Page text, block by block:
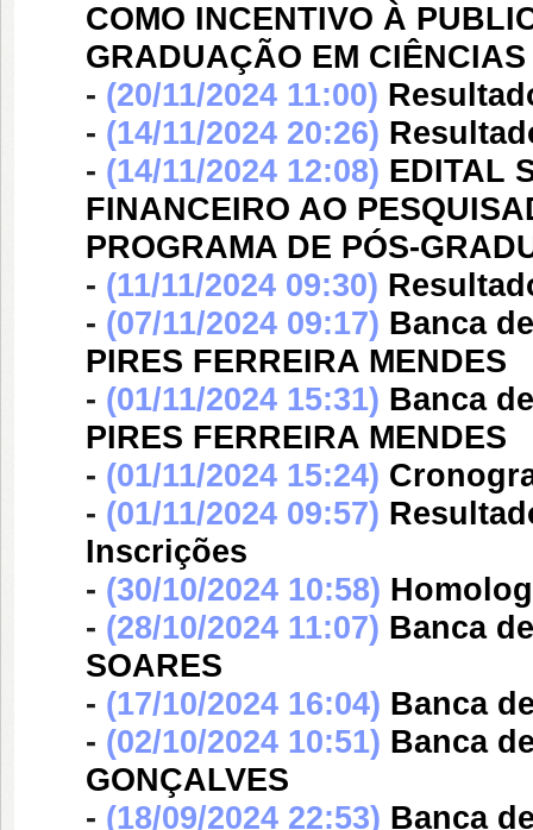
COMO INCENTIVO À
GRADUAÇÃO EM
- (20/11/2024 11:00)
- (14/11/2024 20:26)
- (14/11/2024 12:08) EDITAL
FINANCEIRO AO
PROGRAMA DE PÓS-
- (11/11/2024 09:30)
- (07/11/2024 09:17) Banca
PIRES FERREIRA MENDES
- (01/11/2024 15:31) Banca
PIRES FERREIRA MENDES
- (01/11/2024 15:24)
- (01/11/2024 09:57)
Inscrições
- (30/10/2024 10:58)
- (28/10/2024 11:07) Banca
SOARES
- (17/10/2024 16:04) Banca
- (02/10/2024 10:51) Banca
GONÇALVES
- (18/09/2024 22:53) Banca